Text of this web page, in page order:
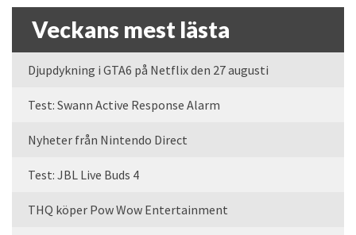
Veckans mest lästa
Djupdykning i GTA6 på Netflix den 27 augusti
Test: Swann Active Response Alarm
Nyheter från Nintendo Direct
Test: JBL Live Buds 4
THQ köper Pow Wow Entertainment